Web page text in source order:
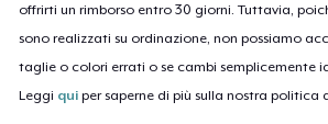
offrirti un rimborso entro 30 giorni. Tuttavia,
sono realizzati su ordinazione, non possiamo
taglie o colori errati o se cambi semplicemente
Leggi qui per saperne di più sulla nostra politica